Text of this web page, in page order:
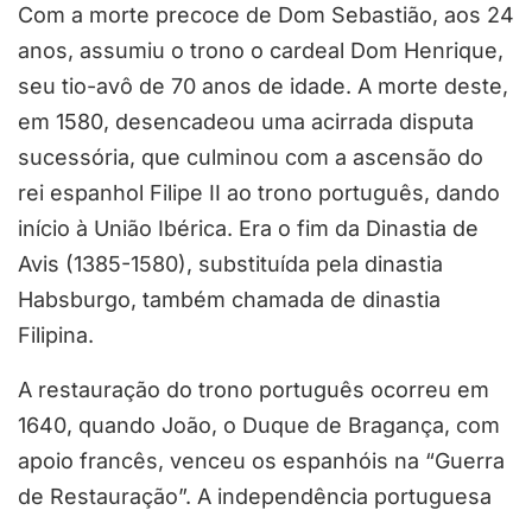
Com a morte precoce de Dom Sebastião, aos 24
anos, assumiu o trono o cardeal Dom Henrique,
seu tio-avô de 70 anos de idade. A morte deste,
em 1580, desencadeou uma acirrada disputa
sucessória, que culminou com a ascensão do
rei espanhol Filipe II ao trono português, dando
início à União Ibérica. Era o fim da Dinastia de
Avis (1385-1580), substituída pela dinastia
Habsburgo, também chamada de dinastia
Filipina.
A restauração do trono português ocorreu em
1640, quando João, o Duque de Bragança, com
apoio francês, venceu os espanhóis na “Guerra
de Restauração”. A independência portuguesa